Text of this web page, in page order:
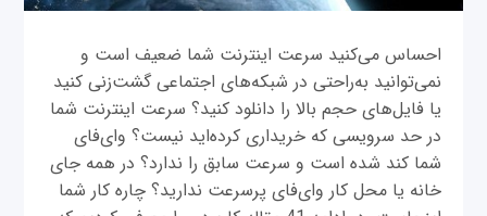
احساس می‌کنید سرعت اینترنت شما ضعیف است و
نمی‌توانید به‌راحتی در شبکه‌های اجتماعی گشت‌زنی کنید
یا فایل‌های حجم بالا را دانلود کنید؟ سرعت اینترنت شما
در حد سرویسی که خریداری کرده‌اید نیست؟ وای‌فای
شما کند شده است و سرعت سابق را ندارد؟ در همه جای
خانه یا محل کار وای‌فای پرسرعت ندارید؟ چاره کار شما